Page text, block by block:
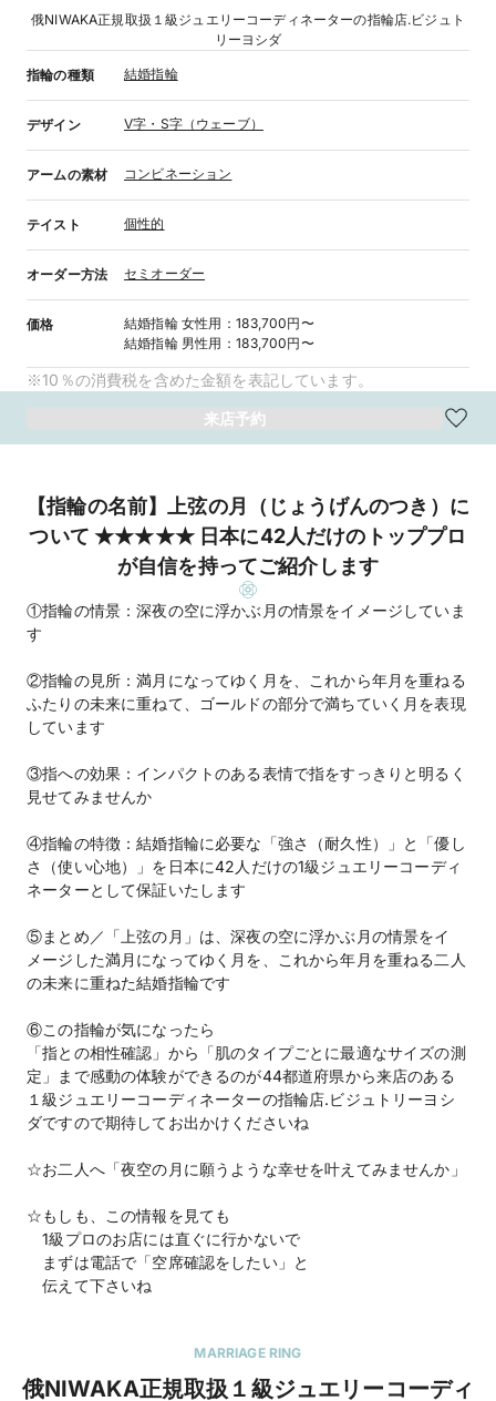
俄NIWAKA正規取扱１級ジュエリーコーディネーターの指輪店.ビジュト
リーヨシダ
指輪の種類 結婚指輪
デザイン V字・S字（ウェーブ）
アームの素材 コンビネーション
テイスト 個性的
オーダー方法 セミオーダー
価格 結婚指輪 女性用 ：183,700円〜
結婚指輪 男性用 ：183,700円〜
※10％の消費税を含めた金額を表記しています。
来店予約
【指輪の名前】上弦の月（じょうげんのつき）に
ついて ★★★★★ 日本に42人だけのトッププロ
が自信を持ってご紹介します
①指輪の情景：深夜の空に浮かぶ月の情景をイメージしていま
す
②指輪の見所：満月になってゆく月を、これから年月を重ねる
ふたりの未来に重ねて、ゴールドの部分で満ちていく月を表現
しています
③指への効果：インパクトのある表情で指をすっきりと明るく
見せてみませんか
④指輪の特徴：結婚指輪に必要な「強さ（耐久性）」と「優し
さ（使い心地）」を日本に42人だけの1級ジュエリーコーディ
ネーターとして保証いたします
⑤まとめ／「上弦の月」は、深夜の空に浮かぶ月の情景をイ
メージした満月になってゆく月を、これから年月を重ねる二人
の未来に重ねた結婚指輪です
⑥この指輪が気になったら
「指との相性確認」から「肌のタイプごとに最適なサイズの測
定」まで感動の体験ができるのが44都道府県から来店のある
１級ジュエリーコーディネーターの指輪店.ビジュトリーヨシ
ダですので期待してお出かけくださいね
☆お二人へ「夜空の月に願うような幸せを叶えてみませんか」
☆もしも、この情報を見ても
1級プロのお店には直ぐに行かないで
まずは電話で「空席確認をしたい」と
伝えて下さいね
MARRIAGE RING
俄NIWAKA正規取扱１級ジュエリーコーディ